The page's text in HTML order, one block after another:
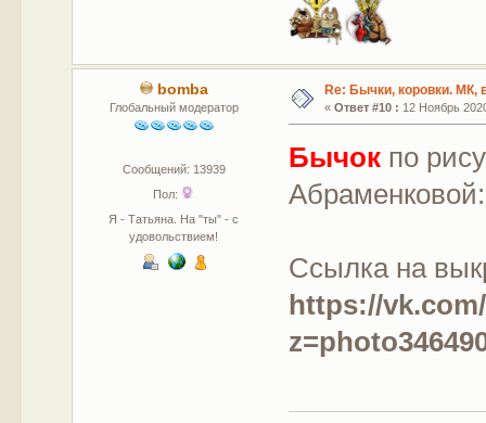
bomba
Глобальный модератор
Сообщений: 13939
Пол:
Я - Татьяна. На "ты" - с
удовольствием!
Re: Бычки, коровки. МК,
« Ответ #10 : 12 Ноябрь
Бычок по
Ссылка на
https://